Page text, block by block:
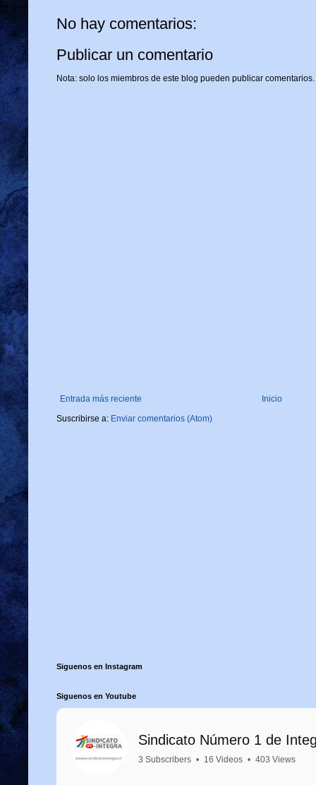
No hay comentarios:
Publicar un comentario
Nota: solo los miembros de este blog pueden publicar comentarios.
Entrada más reciente
Inicio
Suscribirse a: Enviar comentarios (Atom)
Siguenos en Instagram
Siguenos en Youtube
Sindicato Número 1 de
3 Subscribers • 16 Videos • 403 Views